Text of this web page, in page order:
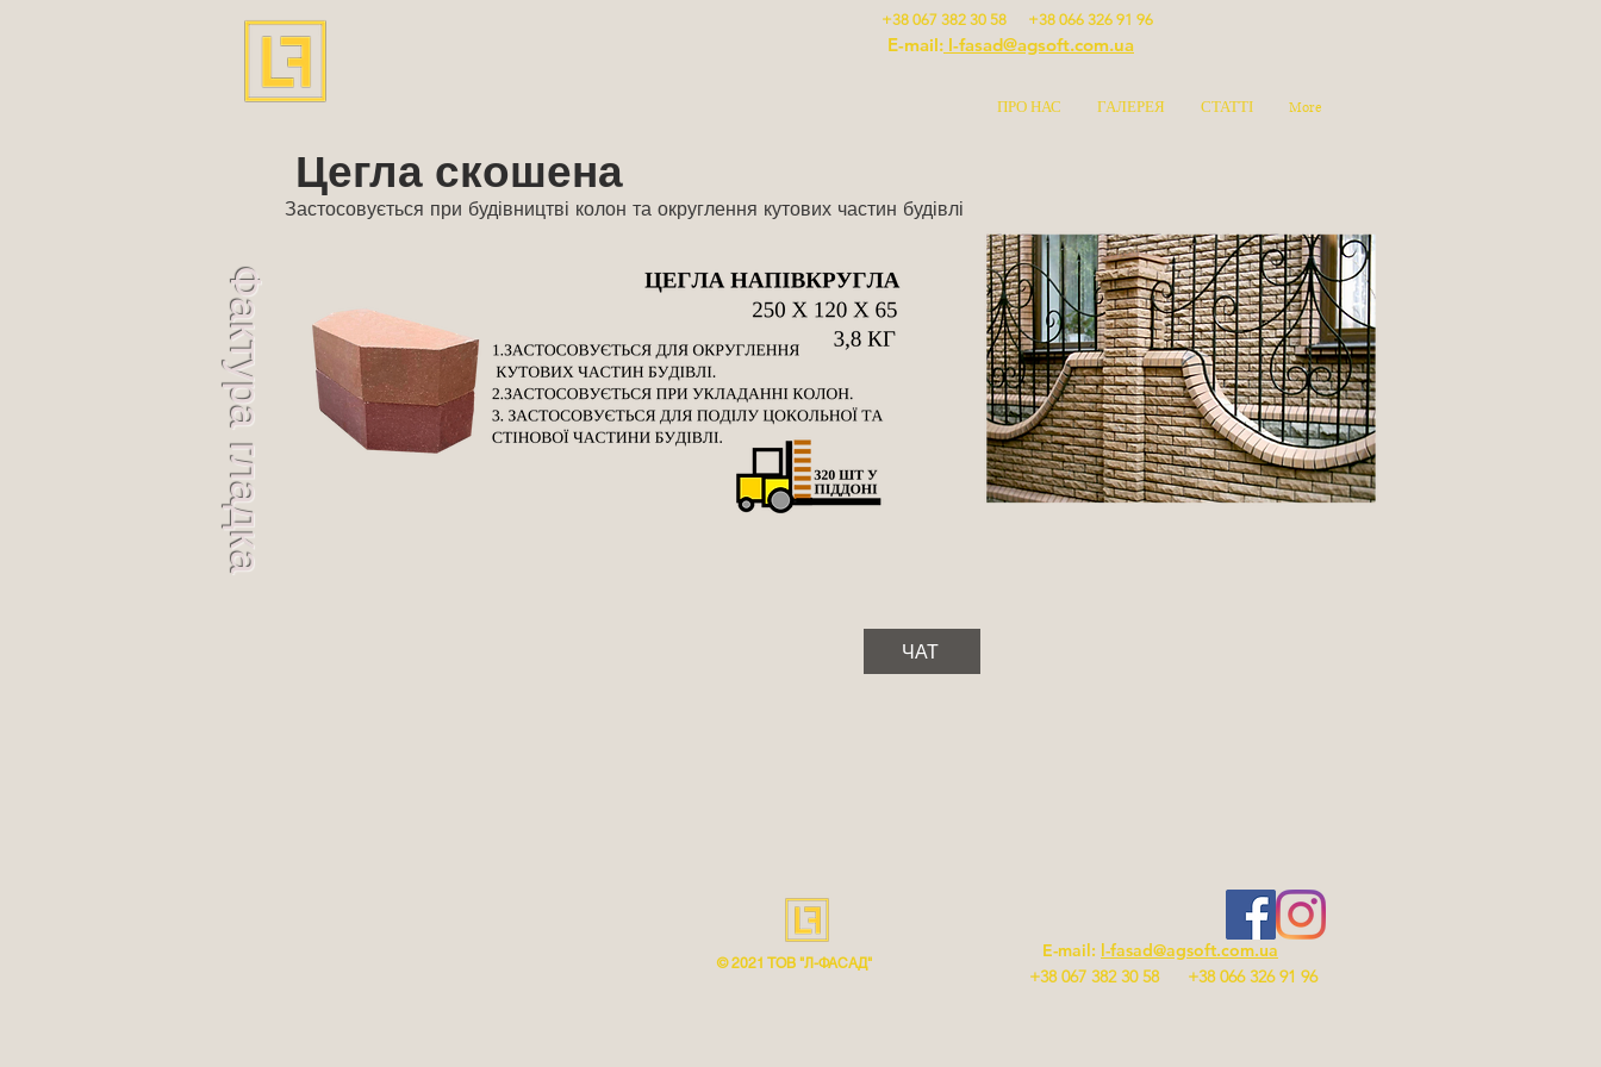
+38 067 382 30 58 +38 066 326 91 96
E-mail: l-fasad@agsoft.com.ua
ПРО НАС ГАЛЕРЕЯ СТАТТІ More
Фактура гладка
Цегла скошена
Застосовується при будівництві колон та округлення кутових частин будівлі
ЧАТ
© 2021 ТОВ "Л-ФАСАД"
E-mail: l-fasad@agsoft.com.ua
+38 067 382 30 58 +38 066 326 91 96